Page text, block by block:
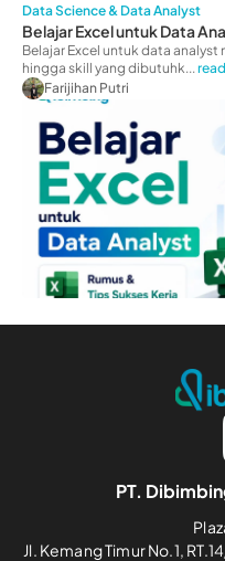
Data Science & Data Analyst
Belajar Excel untuk Data
Belajar Excel untuk data
hingga skill yang dibutuhk...
Farijihan Putri
PT.
Jl. Kemang Timur No.1,